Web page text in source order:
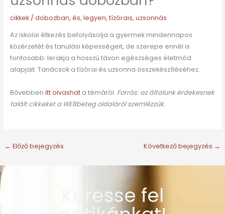
cikkek/ dobozban, és, legyen, tízórais, uzsonnás
Az iskolai étkezés befolyásolja a gyermek mindennapos
közérzetét és tanulási képességeit, de szerepe ennél is
fontosabb: lerakja a hosszú távon egészséges életmód
alapjait. Tanácsok a tízórai és uzsonna összekészítéséhez.
Bővebben itt olvashat a témáról. Forrás: az általunk érdekesnek
talált cikkeket a WEBbeteg oldaláról szemlézzük.
← Előző bejegyzés Következő bejegyzés →
Keresse fel